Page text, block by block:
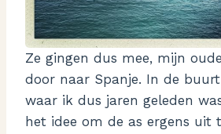
Ze gingen dus mee, mijn
door naar Spanje. In de
waar ik dus jaren geleden
het idee om de as ergens uit